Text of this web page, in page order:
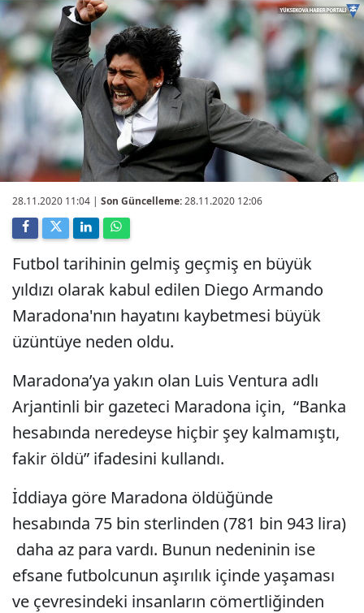
28.11.2020 11:04 | Son Güncelleme:28.11.2020 12:06
Futbol tarihinin gelmiş geçmiş en büyük
yıldızı olarak kabul edilen Diego Armando
Maradona'nın hayatını kaybetmesi büyük
üzüntüye neden oldu.
Maradona’ya yakın olan Luis Ventura adlı
Arjantinli bir gazeteci Maradona için, “Banka
hesabında neredeyse hiçbir şey kalmamıştı,
fakir öldü” ifadesini kullandı.
İddiaya göre Maradona öldüğünde
hesabında 75 bin sterlinden (781 bin 943 lira)
daha az para vardı. Bunun nedeninin ise
efsane futbolcunun aşırılık içinde yaşaması
ve çevresindeki insanların cömertliğinden